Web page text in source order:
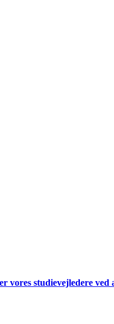
vores studievejledere